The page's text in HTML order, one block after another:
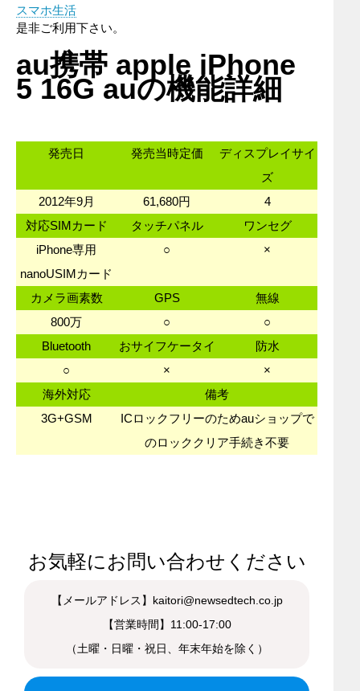
スマホ生活
是非ご利用下さい。
au携帯 apple iPhone
5 16G auの機能詳細
発売日 発売当時定価
ディスプレイサイ
ズ
2012年9月
61,680円
4
対応SIMカード
タッチパネル
ワンセグ
iPhone専用
nanoUSIMカード
○ ×
カメラ画素数 GPS
無線
800万
○
○
Bluetooth
おサイフケータイ
防水
○
×
×
海外対応
備考
3G+GSM
ICロックフリーのためauショップで
のロッククリア手続き不要
お気軽にお問い合わせください
【メールアドレス】kaitori@newsedtech.co.jp
【営業時間】11:00-17:00
（土曜・日曜・祝日、年末年始を除く）